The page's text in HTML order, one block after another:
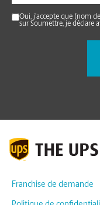
Oui, j’accepte que (nom
sur Soumettre, je déclare
Franchise de demande